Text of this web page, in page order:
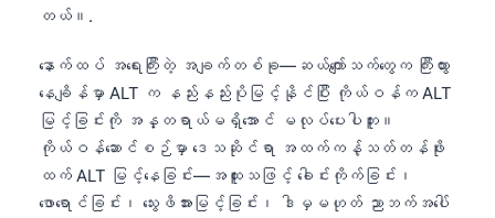
တယ်။.
နောက်ထပ် အရေးကြီးတဲ့ အချက်တစ်ခု—ဆယ်ကျော်သက်တွေက ကြီးထွား
နေချိန်မှာ ALT က နည်းနည်းပိုမြင့်နိုင်ပြီး ကိုယ်ဝန်က ALT
မြင့်ခြင်းကို အန္တရာယ်မရှိအောင် မလုပ်ပေးပါဘူး။
ကိုယ်ဝန်ဆောင်စဉ်မှာ ဒေသဆိုင်ရာ အထက်ကန့်သတ်တန်ဖိုး
ထက် ALT မြင့်နေခြင်း—အထူးသဖြင့် ခေါင်းကိုက်ခြင်း၊
ဖောရောင်ခြင်း၊ သွေးဖိအားမြင့်ခြင်း၊ ဒါမှမဟုတ် ညာဘက်အပေါ်